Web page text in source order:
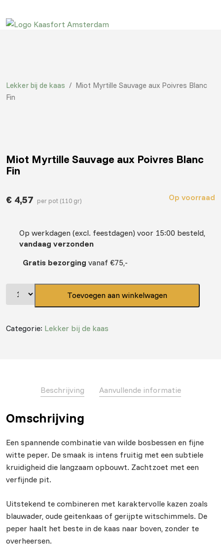
Lekker bij de kaas / Miot Myrtille Sauvage aux Poivres Blanc
Fin
Miot Myrtille Sauvage aux Poivres Blanc
Fin
€ 4,57 per pot (110 gr) Op voorraad
Op werkdagen (excl. feestdagen) voor 15:00 besteld,
vandaag verzonden
Gratis bezorging vanaf €75,-
Toevoegen aan winkelwagen
Categorie: Lekker bij de kaas
Beschrijving Aanvullende informatie
Omschrijving
Een spannende combinatie van wilde bosbessen en fijne
witte peper. De smaak is intens fruitig met een subtiele
kruidigheid die langzaam opbouwt. Zachtzoet met een
verfijnde pit.
Uitstekend te combineren met karaktervolle kazen zoals
blauwader, oude geitenkaas of gerijpte witschimmels. De
peper haalt het beste in de kaas naar boven, zonder te
overheersen.